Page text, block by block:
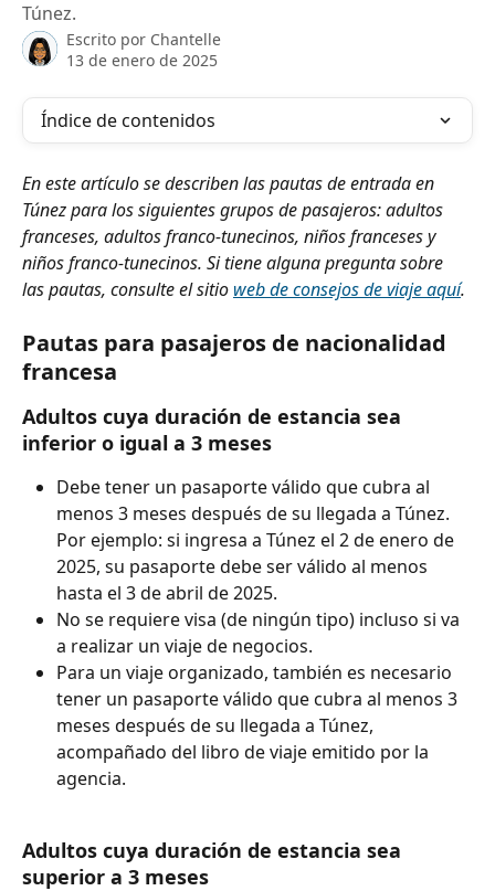
Túnez.
Escrito por Chantelle
13 de enero de 2025
Índice de contenidos
En este artículo se describen las pautas de entrada en
Túnez para los siguientes grupos de pasajeros: adultos
franceses, adultos franco-tunecinos, niños franceses y
niños franco-tunecinos. Si tiene alguna pregunta sobre
las pautas, consulte el sitio web de consejos de viaje aquí.
Pautas para pasajeros de nacionalidad
francesa
Adultos cuya duración de estancia sea
inferior o igual a 3 meses
Debe tener un pasaporte válido que cubra al
menos 3 meses después de su llegada a Túnez.
Por ejemplo: si ingresa a Túnez el 2 de enero de
2025, su pasaporte debe ser válido al menos
hasta el 3 de abril de 2025.
No se requiere visa (de ningún tipo) incluso si va
a realizar un viaje de negocios.
Para un viaje organizado, también es necesario
tener un pasaporte válido que cubra al menos 3
meses después de su llegada a Túnez,
acompañado del libro de viaje emitido por la
agencia.
Adultos cuya duración de estancia sea
superior a 3 meses